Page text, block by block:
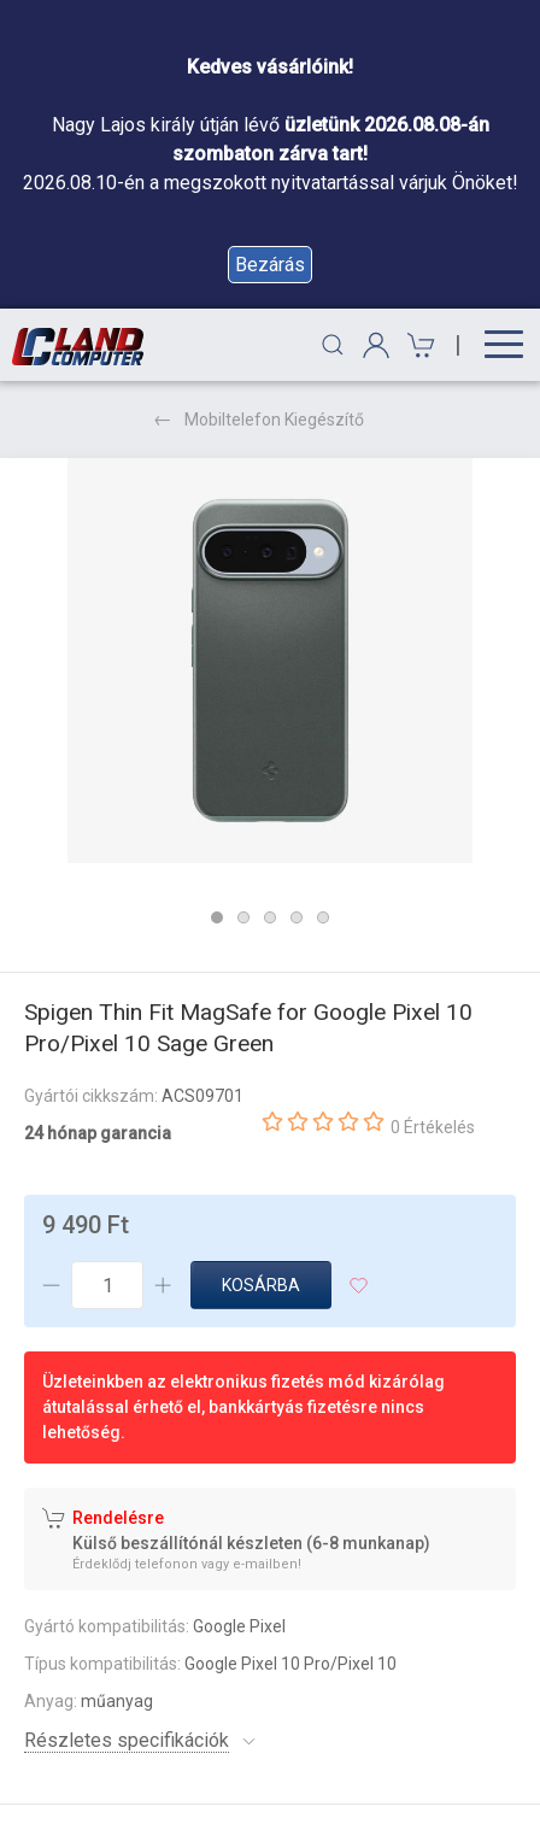
Kedves vásárlóink!
Nagy Lajos király útján lévő üzletünk 2026.08.08-án
szombaton zárva tart!
2026.08.10-én a megszokott nyitvatartással várjuk Önöket!
Bezárás
|
Mobiltelefon Kiegészítő
Spigen Thin Fit MagSafe for Google Pixel 10
Pro/Pixel 10 Sage Green
Gyártói cikkszám: ACS09701
24 hónap garancia
0 Értékelés
9 490 Ft
KOSÁRBA
Üzleteinkben az elektronikus fizetés mód kizárólag
átutalással érhető el, bankkártyás fizetésre nincs
lehetőség.
Rendelésre
Külső beszállítónál készleten (6-8 munkanap)
Érdeklődj telefonon vagy e-mailben!
Gyártó kompatibilitás: Google Pixel
Típus kompatibilitás: Google Pixel 10 Pro/Pixel 10
Anyag: műanyag
Részletes specifikációk